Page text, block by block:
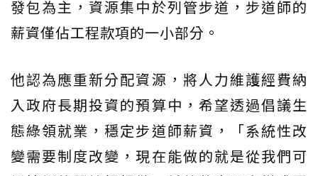
發包為主，資源集中於列管步道，步道師的
薪資僅佔工程款項的一小部分。
他認為應重新分配資源，將人力維護經費納
入政府長期投資的預算中，希望透過倡議生
態綠領就業，穩定步道師薪資，「系統性改
變需要制度改變，現在能做的就是從我們可